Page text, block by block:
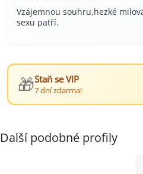
Vzájemnou souhru,hezké
sexu patří.
🎁Staň se VIP
7 dní zdarma!
Další podobné profily